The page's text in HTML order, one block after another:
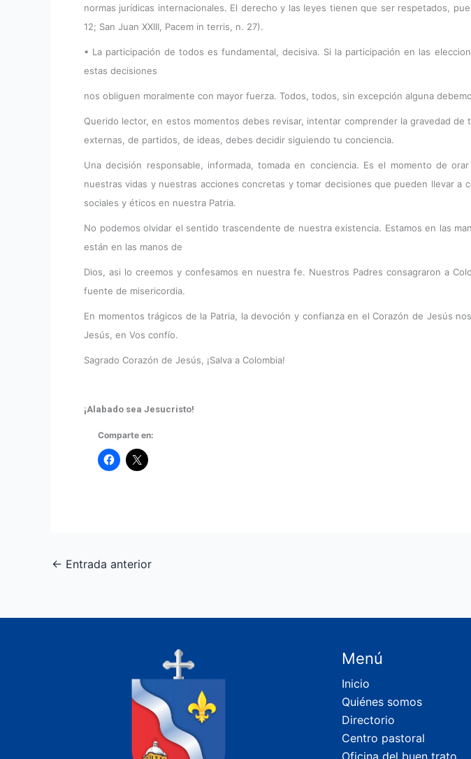
normas jurídicas internacionales. El derecho y las leyes tienen que ser respetados,
12; San Juan XXIII, Pacem in terris, n. 27).
• La participación de todos es fundamental, decisiva. Si la participación en las
estas decisiones
nos obliguen moralmente con mayor fuerza. Todos, todos, sin excepción alguna
Querido lector, en estos momentos debes revisar, intentar comprender la gravedad
externas, de partidos, de ideas, debes decidir siguiendo tu conciencia.
Una decisión responsable, informada, tomada en conciencia. Es el momento de
nuestras vidas y nuestras acciones concretas y tomar decisiones que pueden llevar a
sociales y éticos en nuestra Patria.
No podemos olvidar el sentido trascendente de nuestra existencia. Estamos en las
están en las manos de
Dios, asi lo creemos y confesamos en nuestra fe. Nuestros Padres consagraron a
fuente de misericordia.
En momentos trágicos de la Patria, la devoción y confianza en el Corazón de Jesús
Jesús, en Vos confío.
Sagrado Corazón de Jesús, ¡Salva a Colombia!
¡Alabado sea Jesucristo!
Comparte en:
← Entrada anterior
Menú
Inicio
Quiénes somos
Directorio
Centro pastoral
Oficina del buen trato